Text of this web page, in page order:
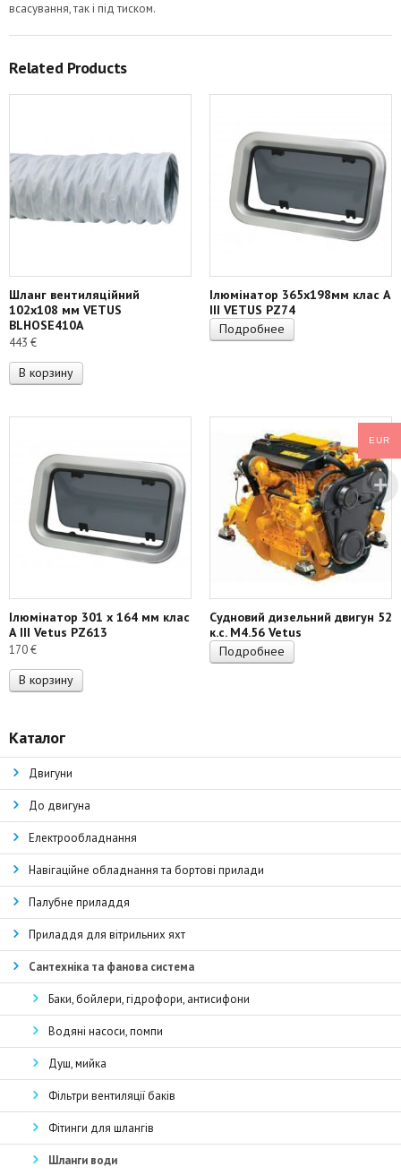
всасування, так і під тиском.
Related Products
Шланг вентиляційний
102х108 мм VETUS
BLHOSE410A
443 €
В корзину
Ілюмінатор 365х198мм клас А
III VETUS PZ74
Подробнее
Ілюмінатор 301 х 164 мм клас
А III Vetus PZ613
170€
В корзину
Судновий дизельний двигун 52
к.с. M4.56 Vetus
Подробнее
Каталог
Двигуни
До двигуна
Електрообладнання
Навігаційне обладнання та бортові прилади
Палубне приладдя
Приладдя для вітрильних яхт
Сантехніка та фанова система
Баки, бойлери, гідрофори, антисифони
Водяні насоси, помпи
Душ, мийка
Фільтри вентиляції баків
Фітинги для шлангів
Шланги води
EUR